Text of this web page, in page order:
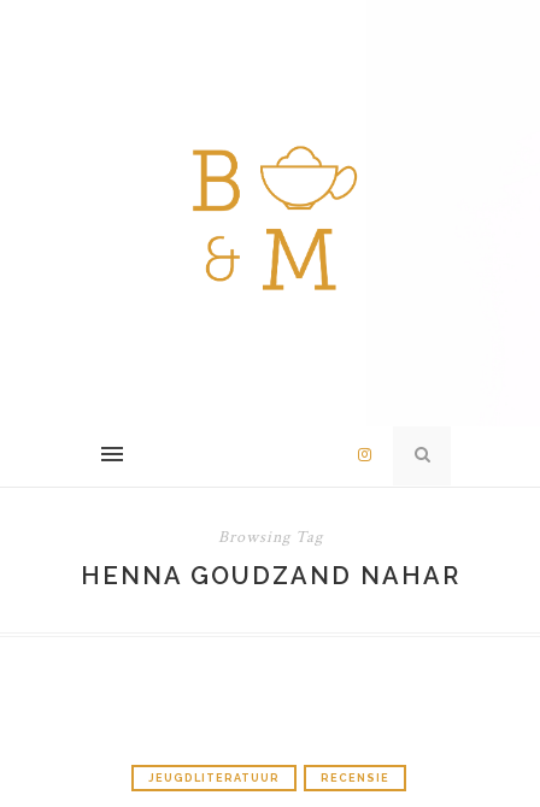
Browsing Tag
HENNA GOUDZAND NAHAR
JEUGDLITERATUUR RECENSIE